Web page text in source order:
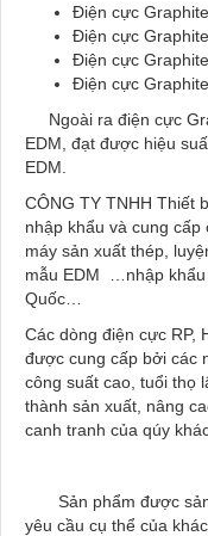
Điện cực
Điện cực
Điện cực
Điện cực
Ngoài ra điện cực
EDM, đạt được hiệu
EDM.
CÔNG TY TNHH Thiết
nhập khẩu và cung
máy sản xuất thép,
mẫu EDM …nhập
Quốc…
Các dòng điện cực RP,
được cung cấp bởi các
công suất cao, tuổi thọ
thành sản xuất, nâng
canh tranh của qúy
Sản phẩm được sản
yêu cầu cụ thể của